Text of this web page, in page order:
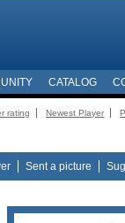
CATALOG
rating Newest Player
Sent a picture